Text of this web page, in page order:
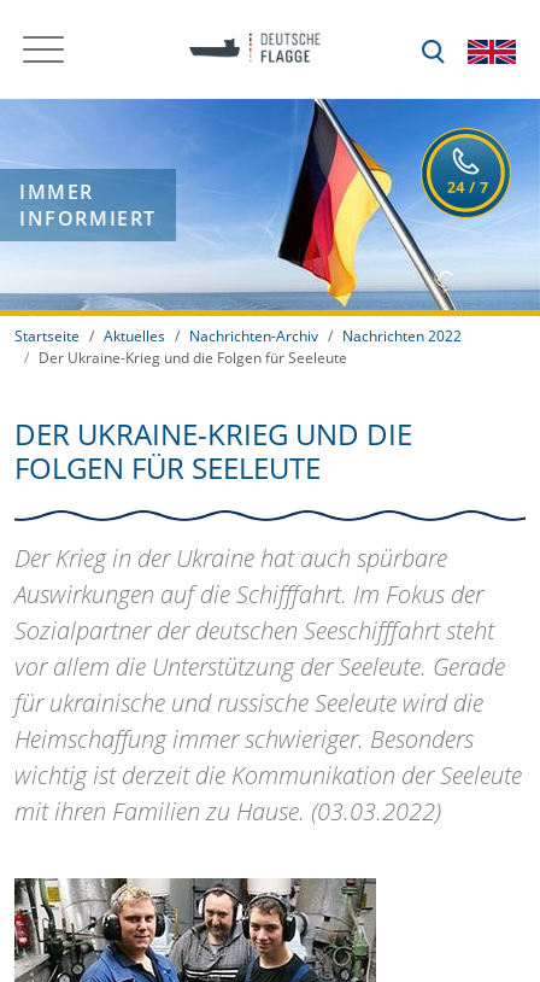
IMMER
INFORMIERT
Startseite Aktuelles Nachrichten-Archiv
Nachrichten 2022
Der Ukraine-Krieg und die Folgen für Seeleute
DER UKRAINE-KRIEG UND DIE
FOLGEN FÜR SEELEUTE
Der Krieg in der Ukraine hat auch spürbare
Auswirkungen auf die Schifffahrt. Im Fokus der
Sozialpartner der deutschen Seeschifffahrt steht
vor allem die Unterstützung der Seeleute. Gerade
für ukrainische und russische Seeleute wird die
Heimschaffung immer schwieriger. Besonders
wichtig ist derzeit die Kommunikation der Seeleute
mit ihren Familien zu Hause. (03.03.2022)